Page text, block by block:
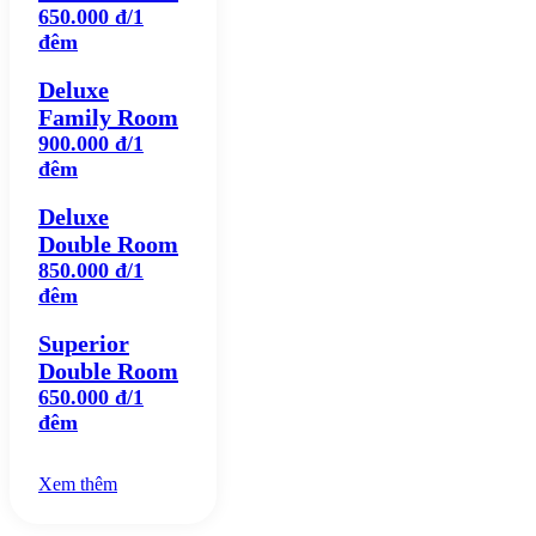
650.000 đ/1
đêm
Deluxe
Family Room
900.000 đ/1
đêm
Deluxe
Double Room
850.000 đ/1
đêm
Superior
Double Room
650.000 đ/1
đêm
Xem thêm